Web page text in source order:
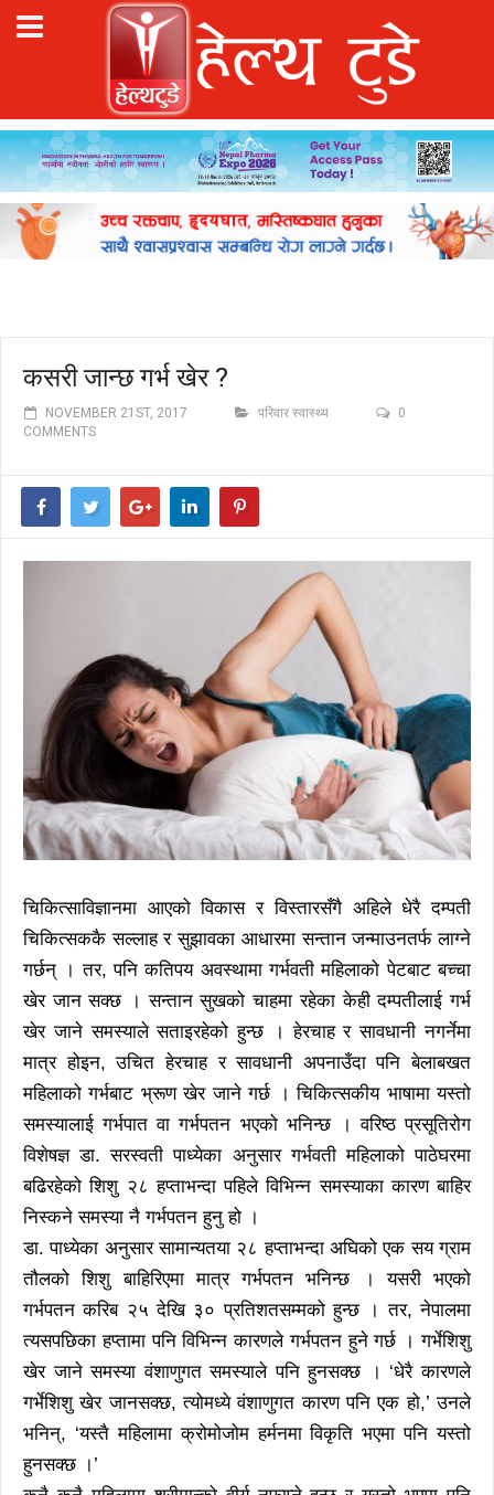
कसरी जान्छ गर्भ खेर ?
NOVEMBER 21ST, 2017 परिवार स्वास्थ्य
0
COMMENTS
चिकित्साविज्ञानमा आएको विकास र विस्तारसँगै अहिले धेरै दम्पती
चिकित्सककै सल्लाह र सुझावका आधारमा सन्तान जन्माउनतर्फ लाग्ने
गर्छन् । तर, पनि कतिपय अवस्थामा गर्भवती महिलाको पेटबाट बच्चा
खेर जान सक्छ । सन्तान सुखको चाहमा रहेका केही दम्पतीलाई गर्भ
खेर जाने समस्याले सताइरहेको हुन्छ । हेरचाह र सावधानी नगर्नेमा
मात्र होइन, उचित हेरचाह र सावधानी अपनाउँदा पनि बेलाबखत
महिलाको गर्भबाट भ्रूण खेर जाने गर्छ । चिकित्सकीय भाषामा यस्तो
समस्यालाई गर्भपात वा गर्भपतन भएको भनिन्छ । वरिष्ठ प्रसूतिरोग
विशेषज्ञ डा. सरस्वती पाध्येका अनुसार गर्भवती महिलाको पाठेघरमा
बढिरहेको शिशु २८ हप्ताभन्दा पहिले विभिन्न समस्याका कारण बाहिर
निस्कने समस्या नै गर्भपतन हुनु हो ।
डा. पाध्येका अनुसार सामान्यतया २८ हप्ताभन्दा अघिको एक सय ग्राम
तौलको शिशु बाहिरिएमा मात्र गर्भपतन भनिन्छ । यसरी भएको
गर्भपतन करिब २५ देखि ३० प्रतिशतसम्मको हुन्छ । तर, नेपालमा
त्यसपछिका हप्तामा पनि विभिन्न कारणले गर्भपतन हुने गर्छ । गर्भेशिशु
खेर जाने समस्या वंशाणुगत समस्याले पनि हुनसक्छ । ‘धेरै कारणले
गर्भेशिशु खेर जानसक्छ, त्योमध्ये वंशाणुगत कारण पनि एक हो,’ उनले
भनिन्, ‘यस्तै महिलामा क्रोमोजोम हर्मनमा विकृति भएमा पनि यस्तो
हुनसक्छ ।’